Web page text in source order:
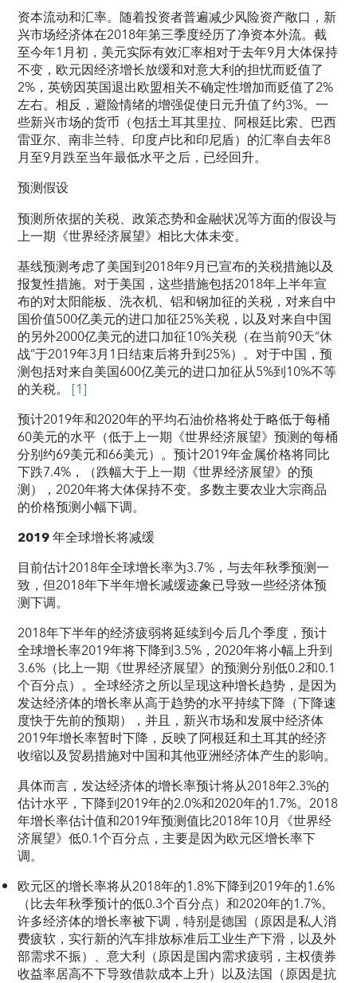
资本流动和汇率。随着投资者普遍减少风险资产敞口，新
兴市场经济体在2018年第三季度经历了净资本外流。截
至今年1月初，美元实际有效汇率相对于去年9月大体保持
不变，欧元因经济增长放缓和对意大利的担忧而贬值了
2%，英镑因英国退出欧盟相关不确定性增加而贬值了2%
左右。相反，避险情绪的增强促使日元升值了约3%。一
些新兴市场的货币（包括土耳其里拉、阿根廷比索、巴西
雷亚尔、南非兰特、印度卢比和印尼盾）的汇率自去年8
月至9月跌至当年最低水平之后，已经回升。
预测假设
预测所依据的关税、政策态势和金融状况等方面的假设与
上一期《世界经济展望》相比大体未变。
基线预测考虑了美国到2018年9月已宣布的关税措施以及
报复性措施。对于美国，这些措施包括2018年上半年宣
布的对太阳能板、洗衣机、铝和钢加征的关税，对来自中
国价值500亿美元的进口加征25%关税，以及对来自中国
的另外2000亿美元的进口加征10%关税（在当前90天“休
战”于2019年3月1日结束后将升到25%）。对于中国，预
测包括对来自美国600亿美元的进口加征从5%到10%不等
的关税。 [1]
预计2019年和2020年的平均石油价格将处于略低于每桶
60美元的水平（低于上一期《世界经济展望》预测的每桶
分别约69美元和66美元）。预计2019年金属价格将同比
下跌7.4%，（跌幅大于上一期《世界经济展望》的预
测），2020年将大体保持不变。多数主要农业大宗商品
的价格预测小幅下调。
2019年全球增长将减缓
目前估计2018年全球增长率为3.7%，与去年秋季预测一
致，但2018年下半年增长减缓迹象已导致一些经济体预
测下调。
2018年下半年的经济疲弱将延续到今后几个季度，预计
全球增长率2019年将下降到3.5%，2020年将小幅上升到
3.6%（比上一期《世界经济展望》的预测分别低0.2和0.1
个百分点）。全球经济之所以呈现这种增长趋势，是因为
发达经济体的增长率从高于趋势的水平持续下降（下降速
度快于先前的预期），并且，新兴市场和发展中经济体
2019年增长率暂时下降，反映了阿根廷和土耳其的经济
收缩以及贸易措施对中国和其他亚洲经济体产生的影响。
具体而言，发达经济体的增长率预计将从2018年2.3%的
估计水平，下降到2019年的2.0%和2020年的1.7%。2018
年增长率估计值和2019年预测值比2018年10月《世界经
济展望》低0.1个百分点，主要是因为欧元区增长率下
调。
欧元区的增长率将从2018年的1.8%下降到2019年的1.6%
（比去年秋季预计的低0.3个百分点）和2020年的1.7%。
许多经济体的增长率被下调，特别是德国（原因是私人消
费疲软，实行新的汽车排放标准后工业生产下滑，以及外
部需求不振）、意大利（原因是国内需求疲弱，主权债券
收益率居高不下导致借款成本上升）以及法国（原因是抗